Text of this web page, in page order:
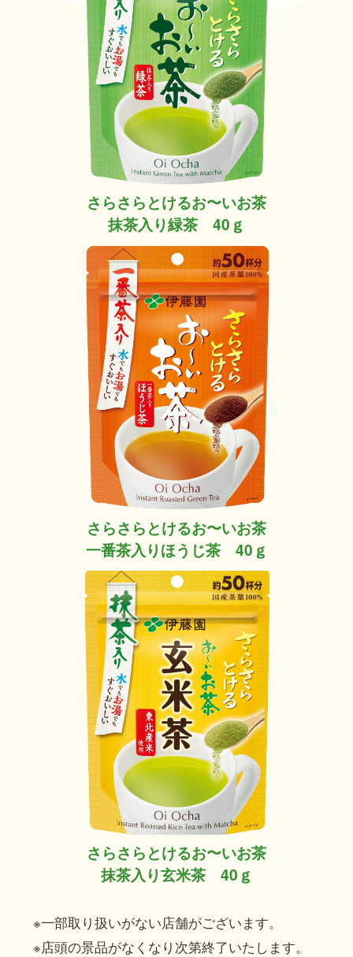
さらさらとけるお〜いお茶
抹茶入り緑茶 40ｇ
さらさらとけるお〜いお茶
一番茶入りほうじ茶 40ｇ
さらさらとけるお〜いお茶
抹茶入り玄米茶 40ｇ
※一部取り扱いがない店舗がございます。
※店頭の景品がなくなり次第終了いたします。